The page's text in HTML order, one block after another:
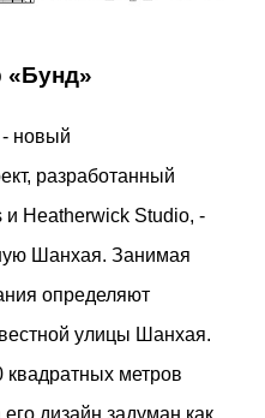
«Бунд»
новый
разработанный
и Heatherwick Studio, -
Шанхая. Занимая
определяют
улицы Шанхая.
метров